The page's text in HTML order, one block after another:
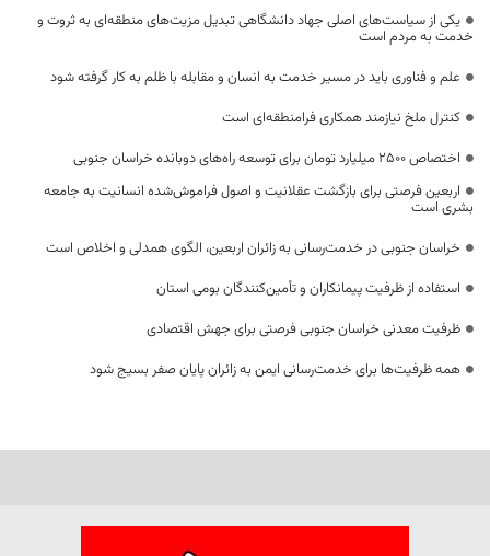
یکی از سیاست‌های اصلی جهاد دانشگاهی تبدیل مزیت‌های منطقه‌ای به ثروت و
خدمت به مردم است
علم و فناوری باید در مسیر خدمت به انسان و مقابله با ظلم به کار گرفته شود
کنترل ملخ نیازمند همکاری فرامنطقه‌ای است
اختصاص 2500 میلیارد تومان برای توسعه راه‌های دوبانده خراسان جنوبی
اربعین فرصتی برای بازگشت عقلانیت و اصول فراموش‌شده انسانیت به جامعه
بشری است
خراسان جنوبی در خدمت‌رسانی به زائران اربعین، الگوی همدلی و اخلاص است
استفاده از ظرفیت پیمانکاران و تأمین‌کنندگان بومی استان
ظرفیت معدنی خراسان جنوبی فرصتی برای جهش اقتصادی
همه ظرفیت‌ها برای خدمت‌رسانی ایمن به زائران پایان صفر بسیج شود